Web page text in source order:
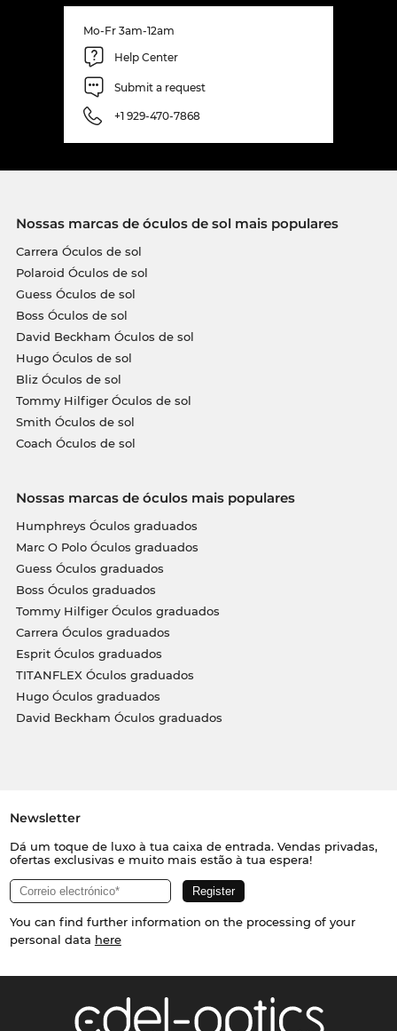
Mo-Fr 3am-12am
Help Center
Submit a request
+1 929-470-7868
Nossas marcas de óculos de sol mais populares
Carrera Óculos de sol
Polaroid Óculos de sol
Guess Óculos de sol
Boss Óculos de sol
David Beckham Óculos de sol
Hugo Óculos de sol
Bliz Óculos de sol
Tommy Hilfiger Óculos de sol
Smith Óculos de sol
Coach Óculos de sol
Nossas marcas de óculos mais populares
Humphreys Óculos graduados
Marc O Polo Óculos graduados
Guess Óculos graduados
Boss Óculos graduados
Tommy Hilfiger Óculos graduados
Carrera Óculos graduados
Esprit Óculos graduados
TITANFLEX Óculos graduados
Hugo Óculos graduados
David Beckham Óculos graduados
Newsletter
Dá um toque de luxo à tua caixa de entrada. Vendas privadas,
ofertas exclusivas e muito mais estão à tua espera!
You can find further information on the processing of your
personal data here